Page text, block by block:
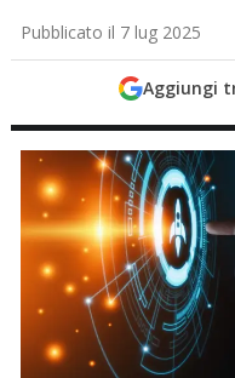
Pubblicato il 7 lug 2025
Aggiungi